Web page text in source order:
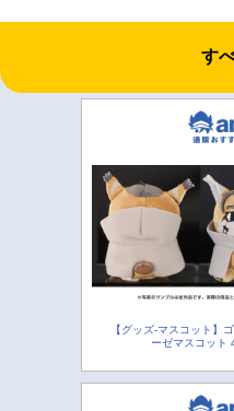
す
【グッズ-マスコット】
ーゼマスコット